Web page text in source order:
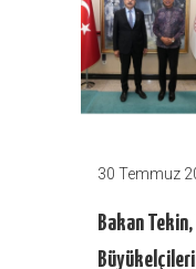
30 Temmuz
Bakan